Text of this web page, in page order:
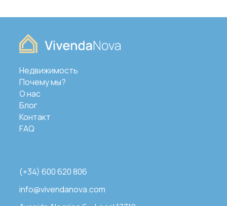
Недвижимость
Почему мы?
О нас
Блог
Контакт
FAQ
(+34) 600 620 806
info@vivendanova.com